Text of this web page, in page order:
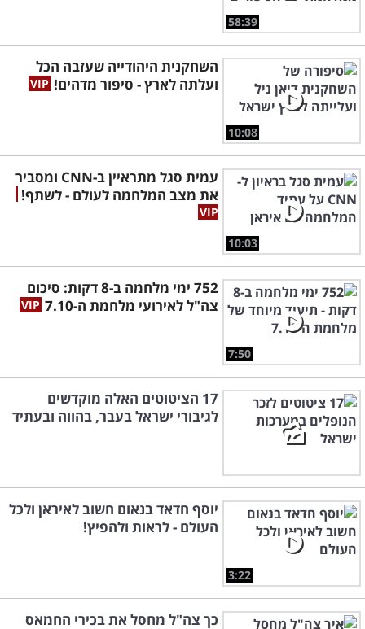
58:39
10:08
השחקנית היהודייה שעזבה הכל
ועלתה לארץ - סיפור מדהים!
10:03
עמית סגל מתראיין ב-CNN ומסביר
את מצב המלחמה לעולם - לשתף!
7:50
752 ימי מלחמה ב-8 דקות: סיכום
צה"ל לאירועי מלחמת ה-7.10
17 הציטוטים האלה מוקדשים
לגיבורי ישראל בעבר, בהווה ובעתיד
3:22
יוסף חדאד בנאום חשוב לאיראן ולכל
העולם - לראות ולהפיץ!
כך צה"ל מחסל את בכירי החמאס